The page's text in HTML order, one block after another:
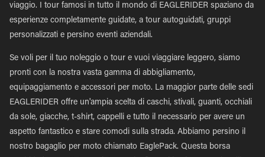
viaggio. I tour famosi in tutto il mondo di EAGLERIDER spaziano da
esperienze completamente guidate, a tour autoguidati, gruppi
personalizzati e persino eventi aziendali.
Se voli per il tuo noleggio o tour e vuoi viaggiare leggero, siamo
pronti con la nostra vasta gamma di abbigliamento,
equipaggiamento e accessori per moto. La maggior parte delle sedi
EAGLERIDER offre un'ampia scelta di caschi, stivali, guanti, occhiali
da sole, giacche, t-shirt, cappelli e tutto il necessario per avere un
aspetto fantastico e stare comodi sulla strada. Abbiamo persino il
nostro bagaglio per moto chiamato EaglePack. Questa borsa